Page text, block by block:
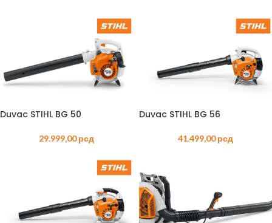
Duvac STIHL BG 50
29.999,00рсд
Duvac STIHL BG 56
41.499,00рсд